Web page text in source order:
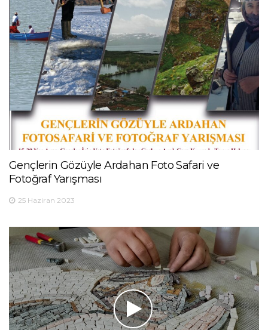
Gençlerin Gözüyle Ardahan Foto Safari ve
Fotoğraf Yarışması
25 Haziran 2023